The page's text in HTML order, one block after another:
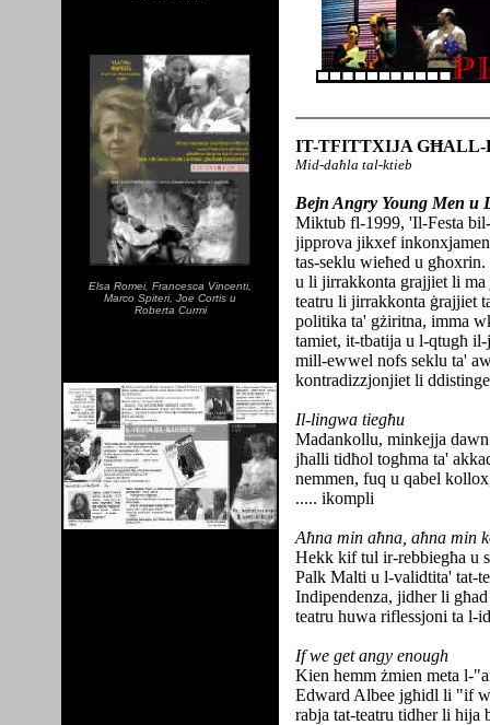
Elsa Romei, Francesca Vincenti,
Marco Spiteri, Joe Cortis u
Roberta Curmi
IT-TFITTXIJA
Mid-daħla tal-ktieb
Bejn Angry Young Men u
Miktub fl-1999, 'Il-Festa
jipprova jikxef
tas-seklu wieħed u
u li jirrakkonta grajjiet li
teatru li jirrakkonta ġrajjiet
politika ta' gżiritna, imma
tamiet, it-tbatija u l-qtugħ
mill-ewwel nofs seklu ta'
kontradizzjonjiet li
Il-lingwa tiegħu
Madankollu, minkejja
jħalli tidħol togħma ta'
nemmen, fuq u qabel
..... ikompli
Aħna min aħna, aħna min
Hekk kif tul ir-rebbiegħa u
Palk Malti u l-validtita' tat-
Indipendenza, jidher li
teatru huwa riflessjoni ta l-
If we get angy enough
Kien hemm żmien meta l-
Edward Albee jgħidl li "if
rabja tat-teatru tidher li